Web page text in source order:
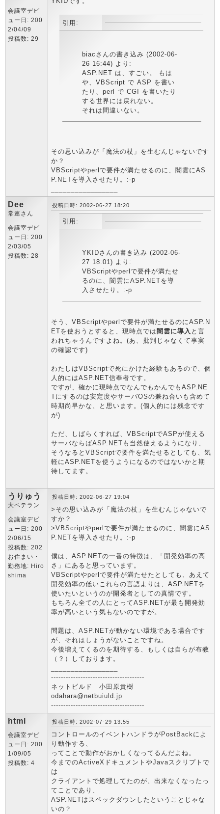
会議室デビ
ュー日: 200
2/04/09
投稿数: 29
引用:
biacさんの書き込み (2002-06-
26 16:44) より:
ASP.NET は、すごい。 もは
や、VBScript で ASP を書い
たり、perl で CGI を書いたり
する世界には戻れない。
それは間違いない。
その思い込みが「魔法の杖」を生むんじゃないです
か？
VBScriptやperlで要件が満たせるのに、闇雲にAS
P.NETを導入させたり。:-p
Dee
常連さん
会議室デビ
ュー日: 200
2/03/05
投稿数: 28
投稿日時: 2002-06-27 18:20
引用:
YKIDさんの書き込み (2002-06-
27 18:01) より:
VBScriptやperlで要件が満たせ
るのに、闇雲にASP.NETを導
入させたり。:-p
そう、VBScriptやperlで要件が満たせるのにASP.N
ETを使おうとすると、現時点では 闇雲に導入 と言
われちゃうんですよね。(あ、批判じゃなくて事実
の確認です)
わたしはVBScriptで死にかけた経験もあるので、個
人的にはASP.NET信奉者です。
ですが、確かに現時点でなんでもかんでもASP.NE
Tにするのは安定度やサーバOSの兼ね合いも含めて
時期尚早かな、と思います。(個人的には残念です
が)
ただ、しばらくすれば、VBScriptでASPが使える
サーバならばASP.NETも当然使えるようになり、
そうなるとVBScriptで要件を満たせるとしても、気
軽にASP.NETを使うようになるのではないかと期
待してます。
うりゅう
大ベテラン
会議室デビ
ュー日: 200
2/06/15
投稿数: 202
お住まい・
勤務地: Hiro
shima
投稿日時: 2002-06-27 19:04
>その思い込みが「魔法の杖」を生むんじゃないで
すか？
>VBScriptやperlで要件が満たせるのに、闇雲にAS
P.NETを導入させたり。:-p
僕は、ASP.NETの一番の特徴は、「開発効率の高
さ」にあると思っています。
VBScriptやperlで要件が満たせたとしても、あえて
開発効率の低いこれらの言語よりは、ASP.NETを
使いたいというのが開発者としての真情です。
もちろん全ての人にとってASP.NETが最も開発効
率が高いという気もないのですが。
問題は、ASP.NETが動かない環境である場合です
が、それはしょうがないことですね。
今後増えてくるのを期待する、もしくは自らが布教
（？）しております。
--------------------------------------
ネットビルド 小田原貴樹
odahara@netbuiuld.jp
--------------------------------------
html
会議室デビ
ュー日: 200
1/09/05
投稿数: 4
投稿日時: 2002-07-29 13:55
コントロールのイベントハンドラがPostBackによ
り動作する、
ってことで動作がおかしくなってるんだよね。
今までのActiveXドキュメントやJavaスクリプトで
は
クライアントで処理してたのが、出来なくなったっ
てことであり、
ASP.NETはスペックダウンしたということじゃな
いの？